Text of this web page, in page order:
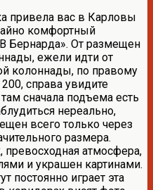
привела вас в Карловы
комфортный
Бернарда». От размещен
ежели идти от
колоннады, по правому
справа увидите
сначала подъема есть
нереально,
всего только через
размера.
атмосфера,
и украшен картинами.
постоянно играет эта